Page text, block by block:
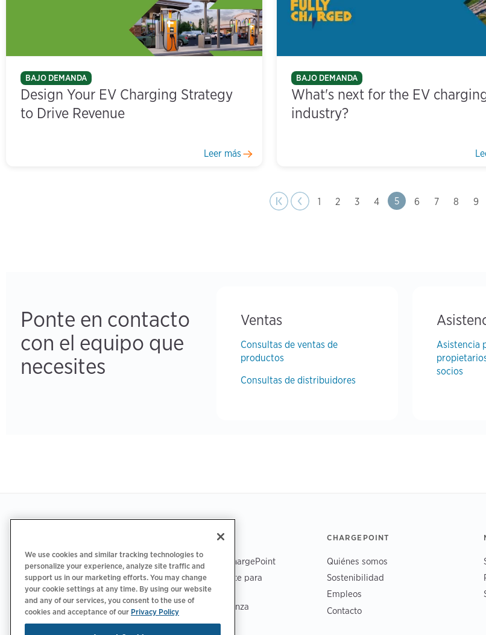
BAJO DEMANDA
Design Your EV Charging Strategy
to Drive Revenue
Leer más
BAJO DEMANDA
What's next for the EV
industry?
First page
« First
Previous
page
‹
Previous
Page
1 Page
2 Page
3 Page
4 Page
5 Page
6 Page
7 Page
8 9
Ponte en contacto
con el equipo que
necesites
Ventas
Consultas de ventas de
productos
Consultas de distribuidores
Asistencia
socios
ASISTENCIA
Asistencia de ChargePoint
Centro de soporte para
conductores
Centro de confianza
CHARGEPOINT
Quiénes somos
Sostenibilidad
Empleos
Contacto
We use cookies and similar tracking technologies to
personalize your experience, analyze site traffic and
support us in our marketing efforts. You may change
your cookie settings at any time. By using our website
and any of our services, you consent to the use of
cookies and acceptance of our Privacy Policy